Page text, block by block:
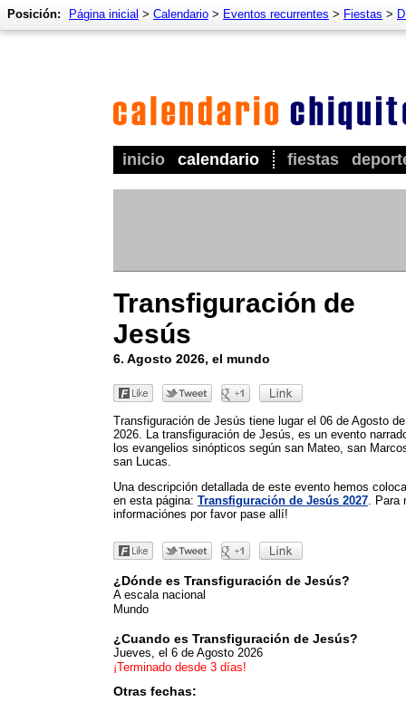
inicio calendario fiestas
Posición: Página inicial > Calendario > Eventos recurrentes > Fiestas >
Transfiguración de
Jesús
6. Agosto 2026, el mundo
Transfiguración de Jesús tiene lugar el 06 de Agosto de
2026. La transfiguración de Jesús, es un evento
los evangelios sinópticos según san Mateo, san
san Lucas.
Una descripción detallada de este evento hemos
en esta página: Transfiguración de Jesús 2027 . Para
informaciónes por favor pase allí!
¿Dónde es Transfiguración de Jesús?
A escala nacional
Mundo
¿Cuando es Transfiguración de Jesús?
Jueves, el 6 de Agosto 2026
¡Terminado desde 3 días!
Otras fechas: